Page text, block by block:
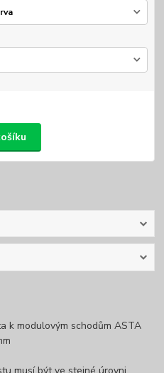
k modulovým schodům ASTA